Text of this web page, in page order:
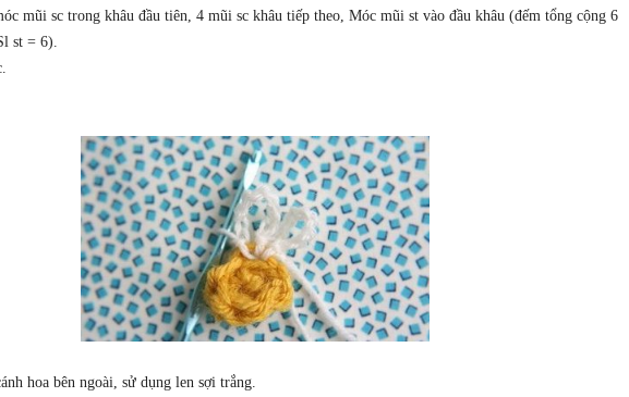
mũi sc trong khâu đầu tiên, 4 mũi sc khâu tiếp theo, Móc mũi st vào đầu khâu (đếm tổng cộng 6
st = 6).
hoa bên ngoài, sử dụng len sợi trắng.